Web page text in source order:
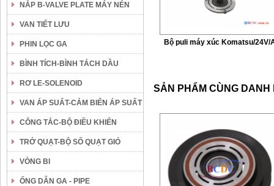
NẮP B-VALVE PLATE MÁY NÉN
VAN TIẾT LƯU
PHIN LỌC GA
BÌNH TÍCH-BÌNH TÁCH DẦU
RƠ LE-SOLENOID
VAN ÁP SUẤT-CẢM BIẾN ÁP SUẤT
CÔNG TẮC-BỘ ĐIỀU KHIỂN
TRỞ QUẠT-BỘ SỐ QUẠT GIÓ
VÒNG BI
ỐNG DẪN GA - PIPE
Bộ puli máy xúc Komatsu/24V/
SẢN PHẨM CÙNG